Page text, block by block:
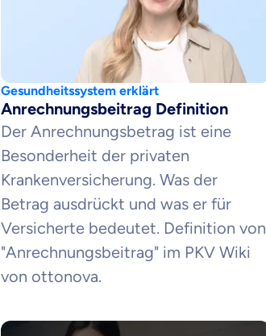
Gesundheitssystem erklärt
Anrechnungsbeitrag Definition
Der Anrechnungsbetrag ist eine
Besonderheit der privaten
Krankenversicherung. Was der
Betrag ausdrückt und was er für
Versicherte bedeutet. Definition von
"Anrechnungsbeitrag" im PKV Wiki
von ottonova.